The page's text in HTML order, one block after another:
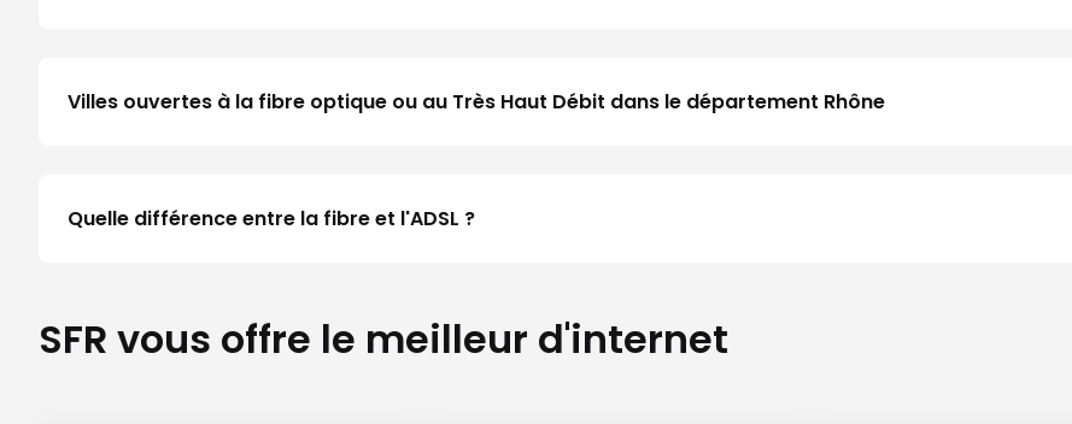
Villes ouvertes à la fibre optique ou au Très Haut Débit dans le département Rhône
Quelle différence entre la fibre et l'ADSL ?
SFR vous offre le meilleur d'internet